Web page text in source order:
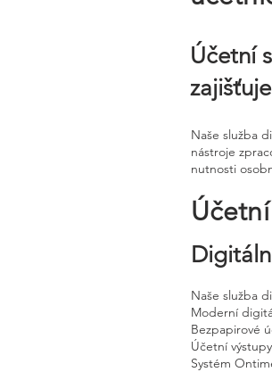
Účetní
Naše služba
nástroje
nutnosti
Naše služba
Moderní
Bezpapirové
Účetní
Systém